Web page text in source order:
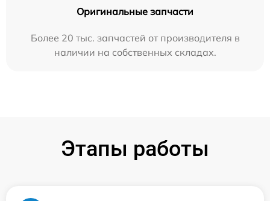
Оригинальные запчасти
Более 20 тыс. запчастей от производителя в
наличии на собственных складах.
Этапы работы